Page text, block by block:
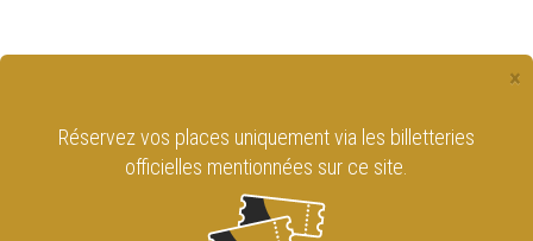
×
Réservez vos places uniquement via les billetteries
officielles mentionnées sur ce site.